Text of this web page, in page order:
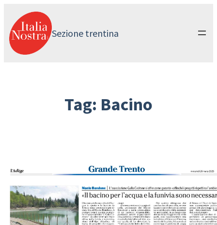
contenuto
Sezione trentina
Tag: Bacino